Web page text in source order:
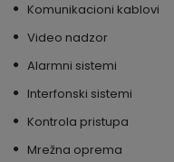
Komunikacioni kablovi
Video nadzor
Alarmni sistemi
Interfonski sistemi
Kontrola pristupa
Mrežna oprema